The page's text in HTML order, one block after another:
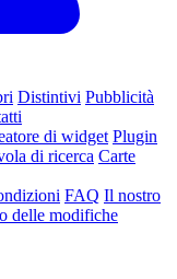
Distintivi Pubblicità
di widget Plugin
di ricerca Carte
FAQ Il nostro
delle modifiche